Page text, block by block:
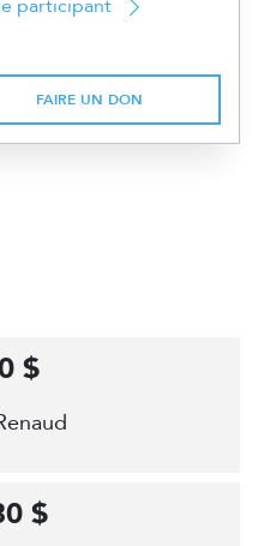
participant
FAIRE UN DON
$
$